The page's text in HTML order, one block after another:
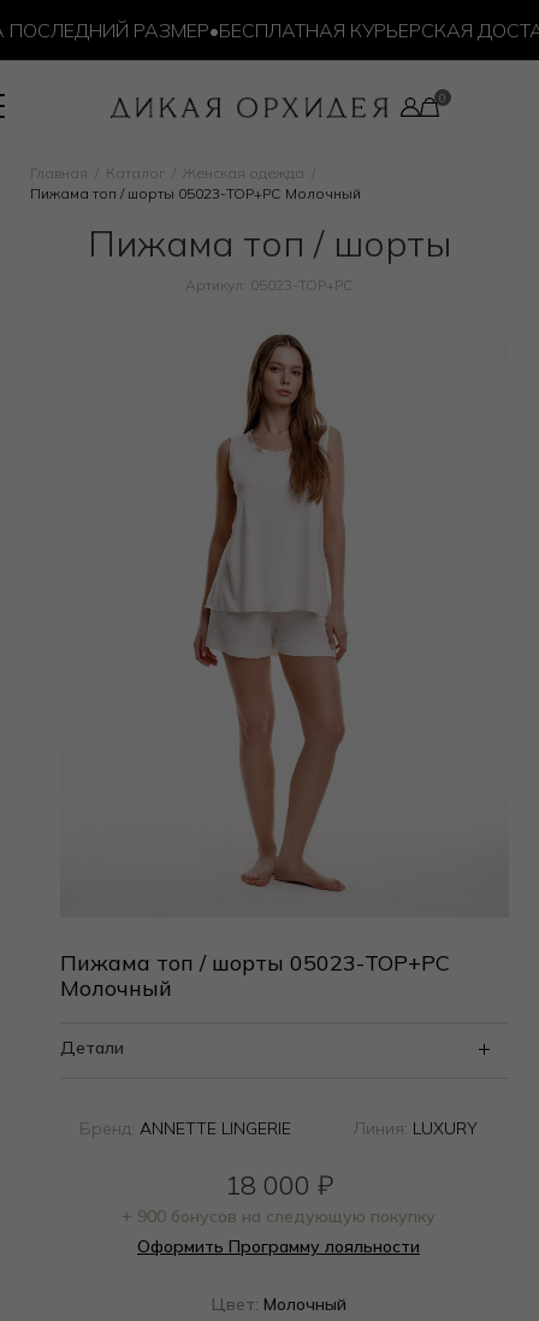
РАЗМЕР•БЕСПЛАТНАЯ КУРЬЕРСКАЯ
Главная Каталог
Женская одежда
Пижама топ / шорты 05023-TOP+PC Молочный
Пижама топ / шорты
Артикул: 05023-TOP+PC
Пижама топ / шорты 05023-TOP+PC
Молочный
Детали
Бренд: ANNETTE LINGERIE Линия: LUXURY
18 000 ₽
+ 900 бонусов на следующую покупку
Оформить Программу лояльности
Цвет: Молочный